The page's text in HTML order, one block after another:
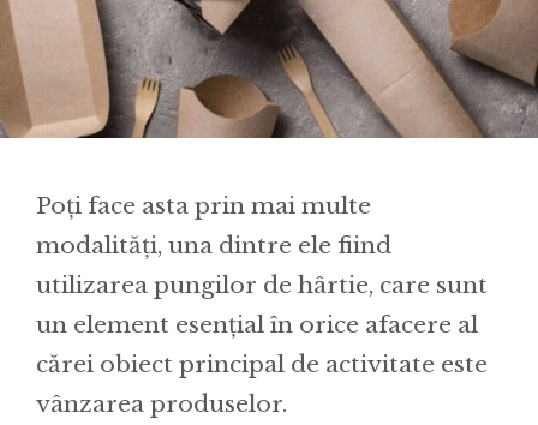
Poți face asta prin mai multe
modalități, una dintre ele fiind
utilizarea pungilor de hârtie, care sunt
un element esențial în orice afacere al
cărei obiect principal de activitate este
vânzarea produselor.